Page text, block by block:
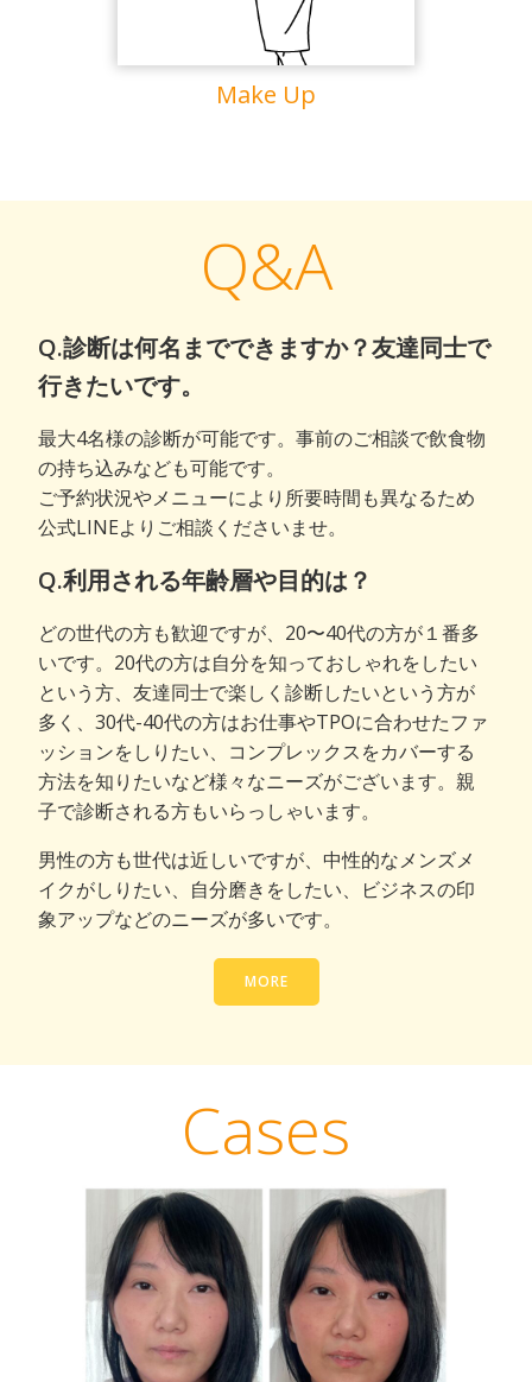
Make Up
Q&A
Q.診断は何名までできますか？友達同士で
行きたいです。
最大4名様の診断が可能です。事前のご相談で飲食物
の持ち込みなども可能です。
ご予約状況やメニューにより所要時間も異なるため
公式LINEよりご相談くださいませ。
Q.利用される年齢層や目的は？
どの世代の方も歓迎ですが、20〜40代の方が１番多
いです。20代の方は自分を知っておしゃれをしたい
という方、友達同士で楽しく診断したいという方が
多く、30代-40代の方はお仕事やTPOに合わせたファ
ッションをしりたい、コンプレックスをカバーする
方法を知りたいなど様々なニーズがございます。親
子で診断される方もいらっしゃいます。
男性の方も世代は近しいですが、中性的なメンズメ
イクがしりたい、自分磨きをしたい、ビジネスの印
象アップなどのニーズが多いです。
MORE
Cases